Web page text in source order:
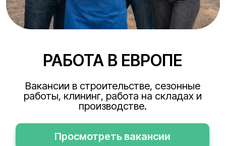
РАБОТА В ЕВРОПЕ
Вакансии в строительстве, сезонные
работы, клининг, работа на складах и
производстве.
Просмотреть вакансии